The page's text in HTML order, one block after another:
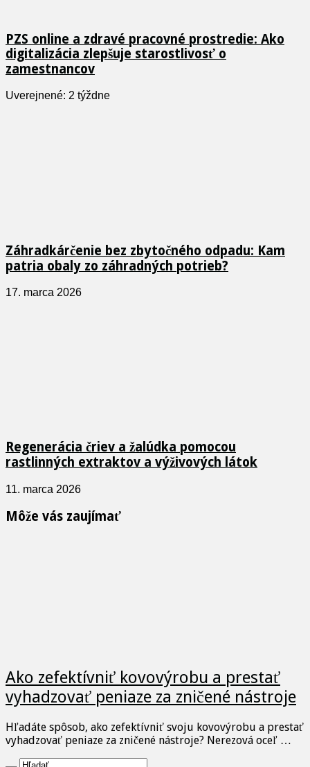
PZS online a zdravé pracovné prostredie: Ako
digitalizácia zlepšuje starostlivosť o
zamestnancov
Uverejnené: 2 týždne
Záhradkárčenie bez zbytočného odpadu: Kam
patria obaly zo záhradných potrieb?
17. marca 2026
Regenerácia čriev a žalúdka pomocou
rastlinných extraktov a výživových látok
11. marca 2026
Môže vás zaujímať
Ako zefektívniť kovovýrobu a prestať
vyhadzovať peniaze za zničené nástroje
Hľadáte spôsob, ako zefektívniť svoju kovovýrobu a prestať
vyhadzovať peniaze za zničené nástroje? Nerezová oceľ …